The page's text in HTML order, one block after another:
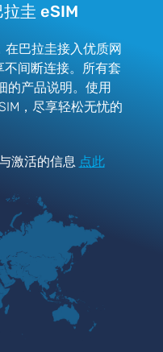
圭 eSIM
在巴拉圭接入优质网
间断连接。所有套
的产品说明。使用
，尽享轻松无忧的
激活的信息 点此